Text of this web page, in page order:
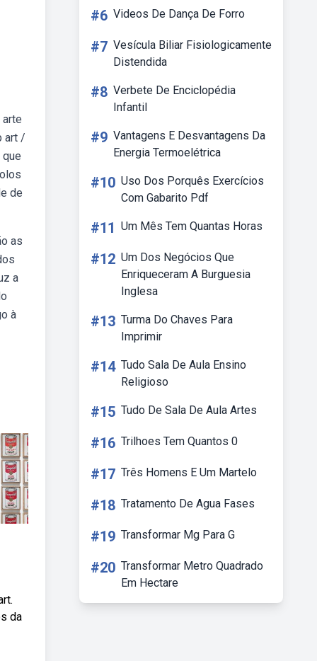
art /
de
as
a
à
da
#6 Videos De Dança De Forro
#7 Vesícula Biliar Fisiologicamente
Distendida
#8 Verbete De Enciclopédia
Infantil
#9 Vantagens E Desvantagens Da
Energia Termoelétrica
#10 Uso Dos Porquês Exercícios
Com Gabarito Pdf
#11 Um Mês Tem Quantas Horas
#12 Um Dos Negócios Que
Enriqueceram A Burguesia
Inglesa
#13 Turma Do Chaves Para
Imprimir
#14 Tudo Sala De Aula Ensino
Religioso
#15 Tudo De Sala De Aula Artes
#16 Trilhoes Tem Quantos 0
#17 Três Homens E Um Martelo
#18 Tratamento De Agua Fases
#19 Transformar Mg Para G
#20 Transformar Metro Quadrado
Em Hectare